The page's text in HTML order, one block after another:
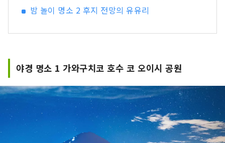
는 가와구치호 모미지 회랑에서 후지산과 단풍이
후지산의 웅장한 전망과 함께 스키와 스노보드를
링, 캠핑 등의 액티비티를 즐기는 사람들도 증가하
지역을 거점으로, 후지산의 자연을 활용한 테마파
크 「후지 스바루랜드」, 후지산 천연수를 사용하
여 양조한 세계적인 평가를 받은 크래프트 맥주
「후지자쿠라 하이츠 맥주」, 후지산 기슭 지하
1,000m에서 솟아나는 천연 온천 「후지 조보노유
밤 놀이 명소 2 후지 전망의 유유리
야경 명소 1 가와구치코 호수 코 오이시 공원